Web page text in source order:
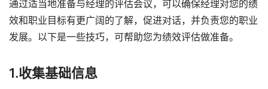
通过适当地准备与经理的评估会议，可以确保经理对您的绩
效和职业目标有更广阔的了解，促进对话，并负责您的职业
发展。以下是一些技巧，可帮助您为绩效评估做准备。
1.收集基础信息